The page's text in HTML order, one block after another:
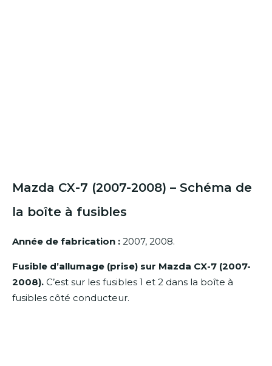
Mazda CX-7 (2007-2008) – Schéma de
la boîte à fusibles
Année de fabrication : 2007, 2008.
Fusible d’allumage (prise) sur Mazda CX-7 (2007-
2008). C’est sur les fusibles 1 et 2 dans la boîte à
fusibles côté conducteur.